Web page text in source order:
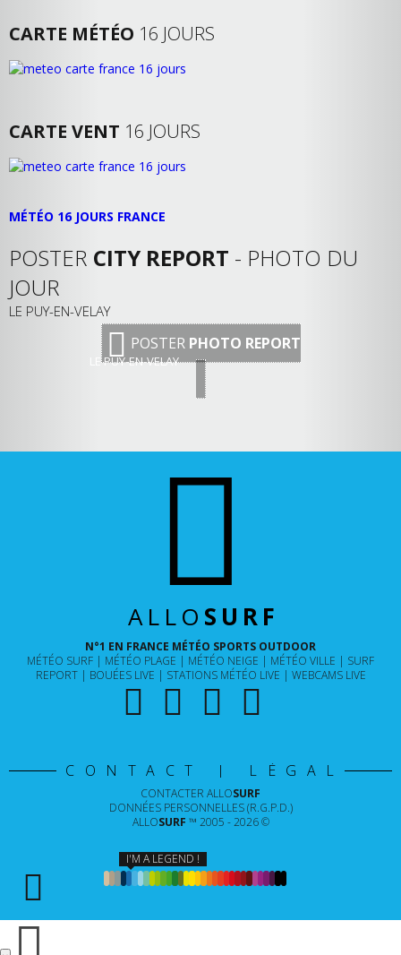
CARTE MÉTÉO 16 JOURS
CARTE VENT 16 JOURS
MÉTÉO 16 JOURS FRANCE
POSTER CITY REPORT - PHOTO DU
JOUR
LE PUY-EN-VELAY
POSTER PHOTO REPORT
LE PUY-EN-VELAY
ALLO SURF
N°1 EN FRANCE MÉTÉO SPORTS OUTDOOR
MÉTÉO SURF
MÉTÉO PLAGE MÉTÉO NEIGE MÉTÉO VILLE
SURF
REPORT
BOUÉES LIVE STATIONS MÉTÉO LIVE WEBCAMS LIVE
CONTACT | LÉGAL
CONTACTER ALLOSURF
DONNÉES PERSONNELLES (R.G.P.D.)
ALLOSURF ™ 2005 - 2026 ©
I'M A LEGEND !